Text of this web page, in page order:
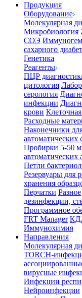
Продукция
Оборудование
Молекулярная
Микробиология
СОЭ
сахарного
Генетика
Реагенты
ПЦР
цитология
серология
инфекции
крови
Расходные
Наконечники
автоматических
Пробирки 5-50
автоматических
Петли
Резервуары для
хранения
Перчатки Разное
дезинфекции,
Программное
FRT Manager
Иммунохимия
Направления
Молекулярная
TORCH-
вирусные
Инфекции
Нейроинфекции